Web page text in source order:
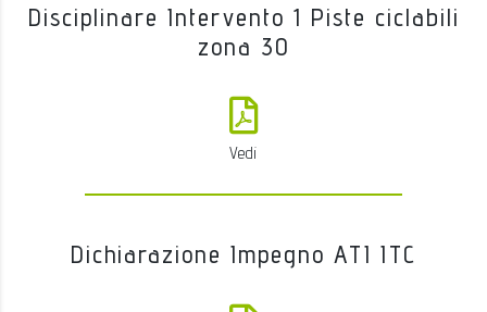
Disciplinare Intervento 1 Piste ciclabili
zona 30
Vedi
Dichiarazione Impegno ATI ITC